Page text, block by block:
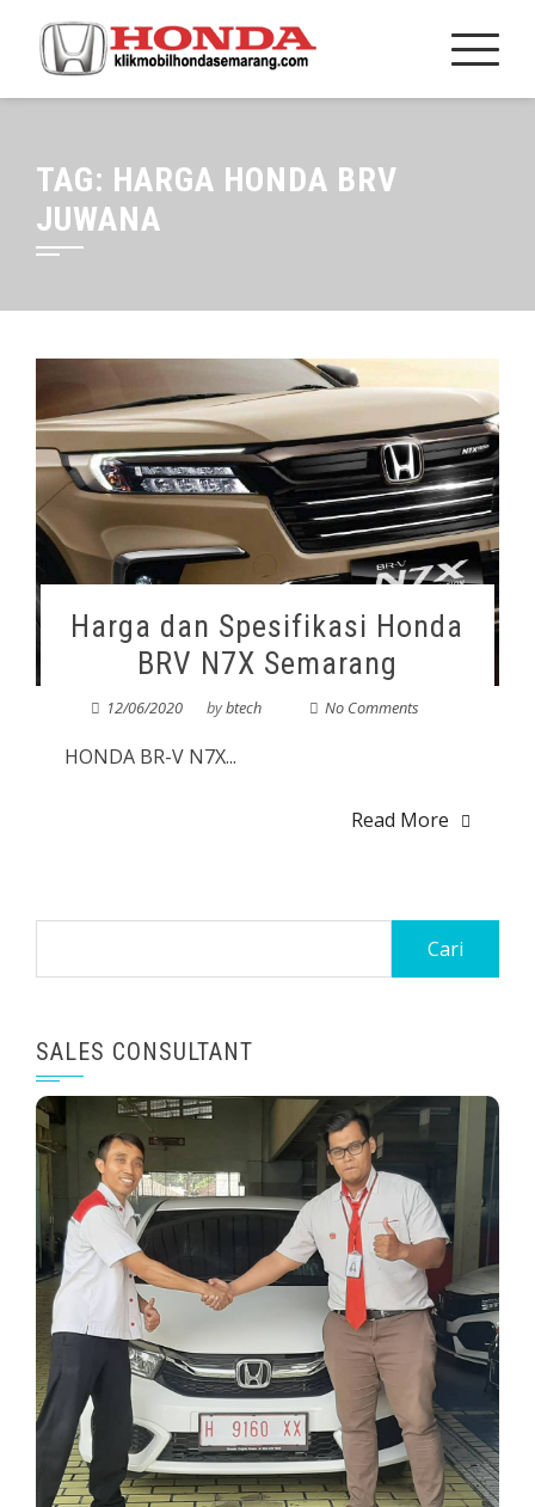
TAG: HARGA HONDA BRV
JUWANA
Harga dan Spesifikasi Honda
BRV N7X Semarang
12/06/2020 bybtech No Comments
HONDA BR-V N7X...
Read More
SALES CONSULTANT